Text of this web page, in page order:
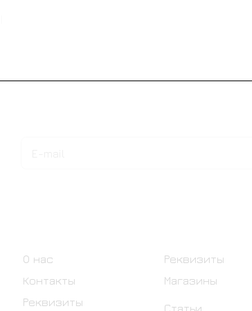
О нас
Контакты
Реквизиты
Реквизиты
Магазины
Статьи